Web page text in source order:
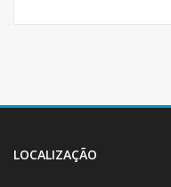
LOCALIZAÇÃO